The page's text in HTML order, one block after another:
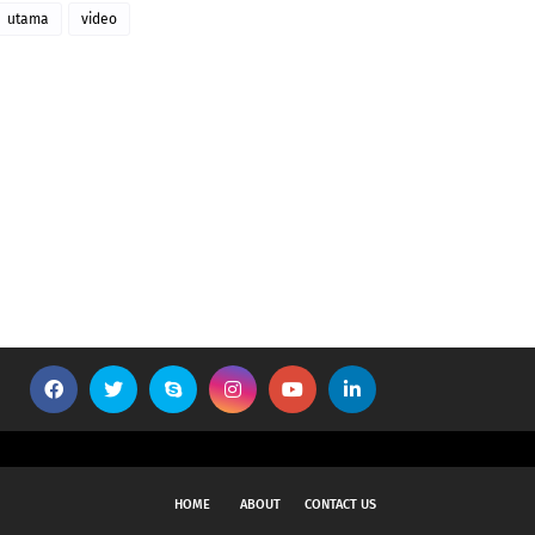
utama video
HOME ABOUT CONTACT US